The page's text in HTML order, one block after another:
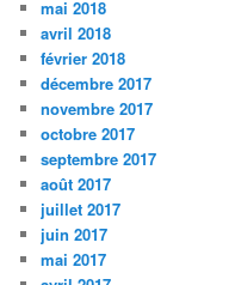
mai 2018
avril 2018
février 2018
décembre 2017
novembre 2017
octobre 2017
septembre 2017
août 2017
juillet 2017
juin 2017
mai 2017